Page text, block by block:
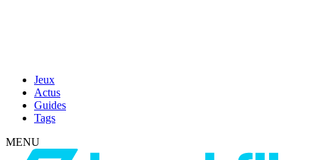
Jeux
Actus
Guides
Tags
MENU